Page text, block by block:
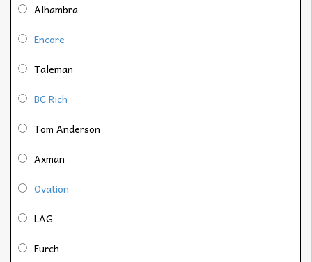
Alhambra
Encore
Taleman
BC Rich
Tom Anderson
Axman
Ovation
LAG
Furch